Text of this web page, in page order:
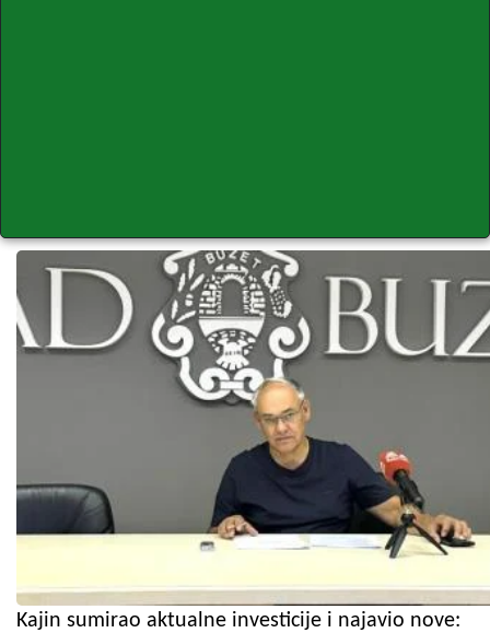
Kajin sumirao aktualne investicije i najavio nove: